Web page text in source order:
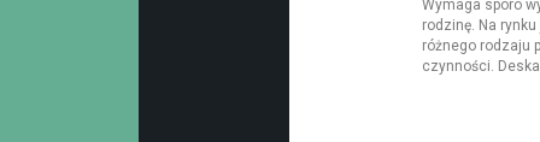
Wymaga sporo
rodzinę. Na
różnego rodzaju
czynności.